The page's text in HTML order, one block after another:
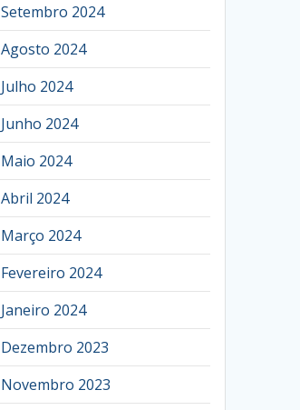
Setembro 2024
Agosto 2024
Julho 2024
Junho 2024
Maio 2024
Abril 2024
Março 2024
Fevereiro 2024
Janeiro 2024
Dezembro 2023
Novembro 2023